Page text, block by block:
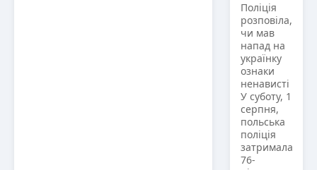
Поліція
розповіла,
чи мав
напад на
українку
ознаки
ненависті
У суботу, 1
серпня,
польська
поліція
затримала
76-